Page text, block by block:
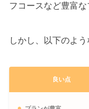
フコースなど豊富な
しかし、以下のよ
良い点